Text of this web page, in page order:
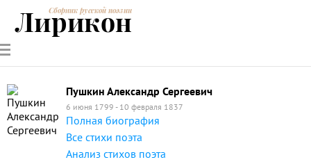
РУССКИЕ
ПОЭТЫ
СОВРЕМЕННИКИЭНЦИКЛОПЕДИЯ
ПОЭЗИИ
Сборник русской поэзии
Лирикон
Пушкин Александр Сергеевич
6 июня 1799 - 10 февраля 1837
Полная биография
Все стихи поэта
Анализ стихов поэта